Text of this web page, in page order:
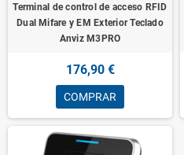
Terminal de control de acceso RFID
Dual Mifare y EM Exterior Teclado
Anviz M3PRO
176,90 €
COMPRAR